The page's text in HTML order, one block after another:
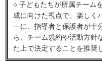
○ 子どもたちが所属チーム
成に向けた視点で、楽しく
一に、指導者と保護者が十
ら、チーム規約や活動方針
た上で決定することを推奨